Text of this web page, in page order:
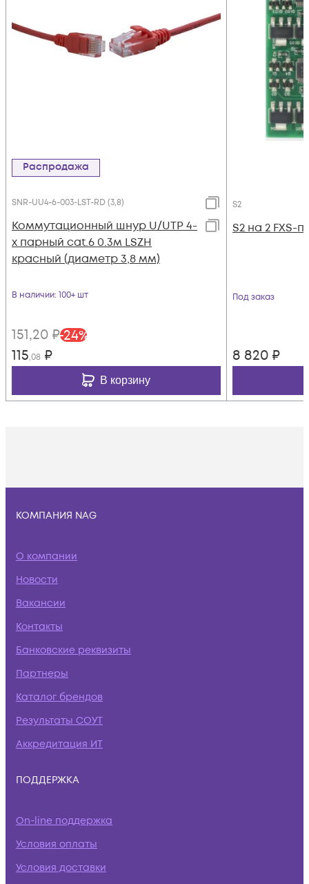
Распродажа
SNR-UU4-6-003-LST-RD (3,8)
Коммутационный шнур U/UTP 4-
х парный cat.6 0.3м LSZH
красный (диаметр 3,8 мм)
В наличии: 100+ шт
151,20 ₽-24%
115,08 ₽
В корзину
S2
S2 на 2 FXS-
Под заказ
8 820 ₽
КОМПАНИЯ NAG
О компании
Новости
Вакансии
Контакты
Банковские реквизиты
Партнеры
Каталог брендов
Результаты СОУТ
Аккредитация ИТ
ПОДДЕРЖКА
On-line поддержка
Условия оплаты
Условия доставки